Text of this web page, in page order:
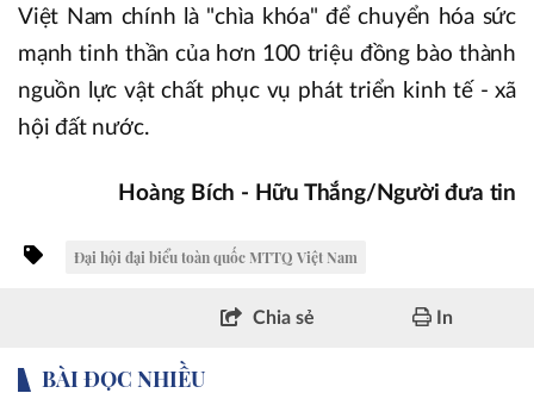
Việt Nam chính là "chìa khóa" để chuyển hóa sức
mạnh tinh thần của hơn 100 triệu đồng bào thành
nguồn lực vật chất phục vụ phát triển kinh tế - xã
hội đất nước.
Hoàng Bích - Hữu Thắng/Người đưa tin
Đại hội đại biểu toàn quốc MTTQ Việt Nam
Chia sẻ In
BÀI ĐỌC NHIỀU